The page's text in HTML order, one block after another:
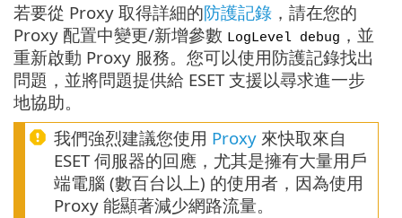
若要從 Proxy 取得詳細的防護記錄 ，請在您的
Proxy 配置中變更/新增參數 LogLevel debug ，並
重新啟動 Proxy 服務。您可以使用防護記錄找出
問題，並將問題提供給 ESET 支援以尋求進一步
地協助。
我們強烈建議您使用 Proxy 來快取來自
ESET 伺服器的回應，尤其是擁有大量用戶
端電腦 (數百台以上) 的使用者，因為使用
Proxy 能顯著減少網路流量。